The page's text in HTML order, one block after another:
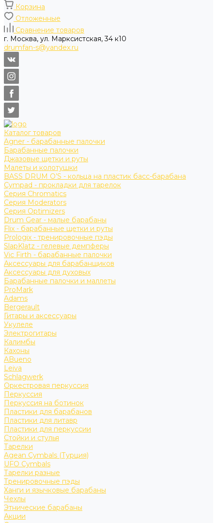
Корзина
Отложенные
Сравнение товаров
г. Москва, ул. Марксистская, 34 к10
drumfan-s@yandex.ru
Каталог товаров
Agner - барабанные палочки
Барабанные палочки
Джазовые щетки и руты
Малеты и колотушки
BASS DRUM O’S - кольца на пластик басс-барабана
Cympad - прокладки для тарелок
Серия Chromatics
Серия Moderators
Серия Optimizers
Drum Gear - малые барабаны
Flix - барабанные щетки и руты
Prologix - тренировочные пэды
SlapKlatz - гелевые демпферы
Vic Firth - барабанные палочки
Аксессуары для барабанщиков
Аксессуары для духовых
Барабанные палочки и маллеты
ProMark
Adams
Bergerault
Гитары и аксессуары
Укулеле
Электрогитары
Калимбы
Кахоны
ABueno
Leiva
Schlagwerk
Оркестровая перкуссия
Перкуссия
Перкуссия на ботинок
Пластики для барабанов
Пластики для литавр
Пластики для перкуссии
Стойки и стулья
Тарелки
Agean Cymbals (Турция)
UFO Cymbals
Тарелки разные
Тренировочные пэды
Ханги и язычковые барабаны
Чехлы
Этнические барабаны
Акции